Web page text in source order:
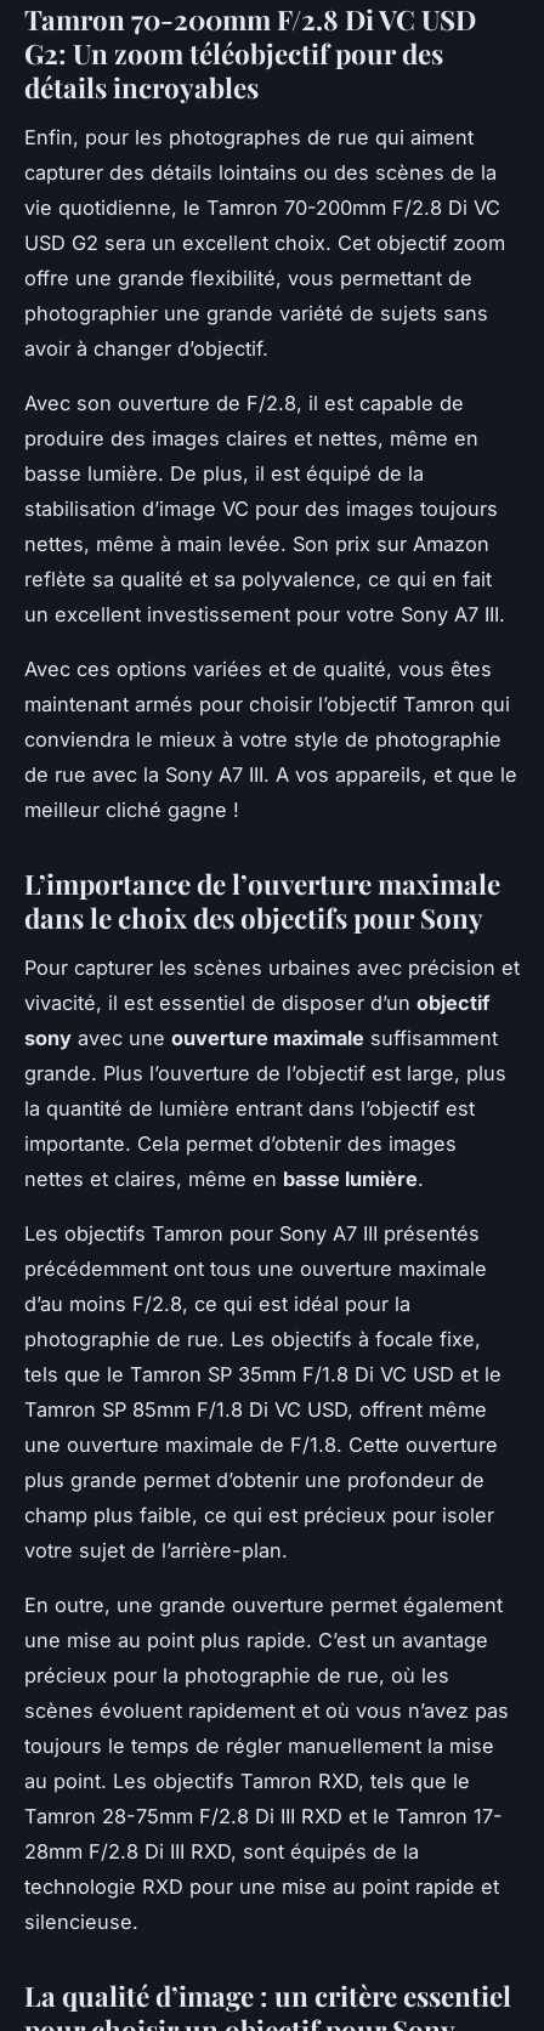
Tamron 70-200mm F/2.8 Di VC USD
G2: Un zoom téléobjectif pour des
détails incroyables
Enfin, pour les photographes de rue qui aiment
capturer des détails lointains ou des scènes de la
vie quotidienne, le Tamron 70-200mm F/2.8 Di VC
USD G2 sera un excellent choix. Cet objectif zoom
offre une grande flexibilité, vous permettant de
photographier une grande variété de sujets sans
avoir à changer d’objectif.
Avec son ouverture de F/2.8, il est capable de
produire des images claires et nettes, même en
basse lumière. De plus, il est équipé de la
stabilisation d’image VC pour des images toujours
nettes, même à main levée. Son prix sur Amazon
reflète sa qualité et sa polyvalence, ce qui en fait
un excellent investissement pour votre Sony A7 III.
Avec ces options variées et de qualité, vous êtes
maintenant armés pour choisir l’objectif Tamron qui
conviendra le mieux à votre style de photographie
de rue avec la Sony A7 III. A vos appareils, et que le
meilleur cliché gagne !
L’importance de l’ouverture maximale
dans le choix des objectifs pour Sony
Pour capturer les scènes urbaines avec précision et
vivacité, il est essentiel de disposer d’un objectif
sony avec une ouverture maximale suffisamment
grande. Plus l’ouverture de l’objectif est large, plus
la quantité de lumière entrant dans l’objectif est
importante. Cela permet d’obtenir des images
nettes et claires, même en basse lumière.
Les objectifs Tamron pour Sony A7 III présentés
précédemment ont tous une ouverture maximale
d’au moins F/2.8, ce qui est idéal pour la
photographie de rue. Les objectifs à focale fixe,
tels que le Tamron SP 35mm F/1.8 Di VC USD et le
Tamron SP 85mm F/1.8 Di VC USD, offrent même
une ouverture maximale de F/1.8. Cette ouverture
plus grande permet d’obtenir une profondeur de
champ plus faible, ce qui est précieux pour isoler
votre sujet de l’arrière-plan.
En outre, une grande ouverture permet également
une mise au point plus rapide. C’est un avantage
précieux pour la photographie de rue, où les
scènes évoluent rapidement et où vous n’avez pas
toujours le temps de régler manuellement la mise
au point. Les objectifs Tamron RXD, tels que le
Tamron 28-75mm F/2.8 Di III RXD et le Tamron 17-
28mm F/2.8 Di III RXD, sont équipés de la
technologie RXD pour une mise au point rapide et
silencieuse.
La qualité d’image : un critère essentiel